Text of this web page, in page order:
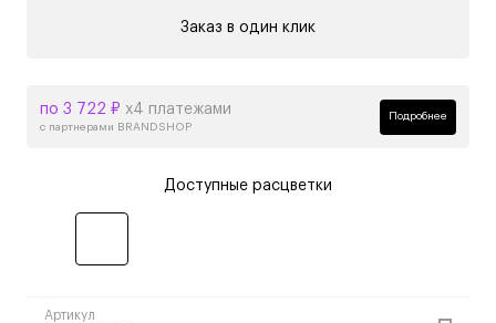
Заказ в один клик
по 3 722 ₽ х4 платежами
с партнерами BRANDSHOP
Подробнее
Доступные расцветки
Артикул